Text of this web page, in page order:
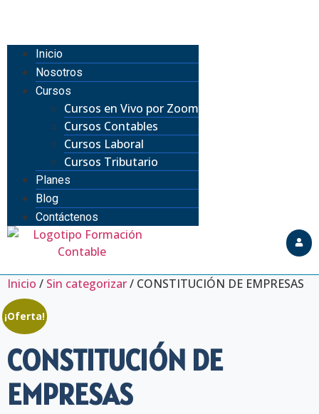
Inicio
Nosotros
Cursos
Cursos en Vivo por Zoom
Cursos Contables
Cursos Laboral
Cursos Tributario
Planes
Blog
Contáctenos
Inicio / Sin categorizar/ CONSTITUCIÓN DE EMPRESAS
¡Oferta!
CONSTITUCIÓN DE
EMPRESAS